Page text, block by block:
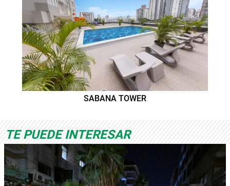
SABANA TOWER
TE PUEDE INTERESAR